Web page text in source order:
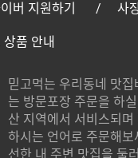
버 지원하기 사
품 안내
믿고먹는 우리동네 맛
는 방문포장 주문을 하
산 지역에서 서비스되
하시는 언어로 주문해
선한 내 주변 맛집을 둘